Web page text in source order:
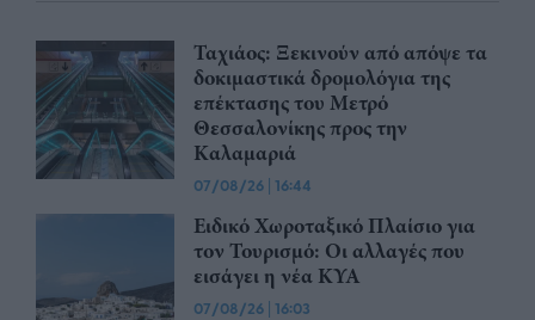
Ταχιάος: Ξεκινούν από απόψε τα
δοκιμαστικά δρομολόγια της
επέκτασης του Μετρό
Θεσσαλονίκης προς την
Καλαμαριά
07/08/26 | 16:44
Ειδικό Χωροταξικό Πλαίσιο για
τον Τουρισμό: Οι αλλαγές που
εισάγει η νέα ΚΥΑ
07/08/26 | 16:03